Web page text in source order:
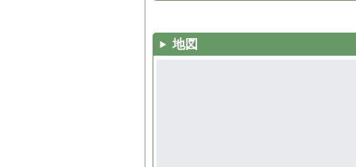
地図